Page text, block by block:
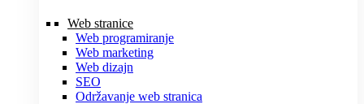
Web stranice
Web programiranje
Web marketing
Web dizajn
SEO
Održavanje web stranica